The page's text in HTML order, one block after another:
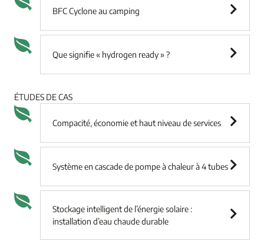
BFC Cyclone au camping
Que signifie « hydrogen ready » ?
ÉTUDES DE CAS
Compacité, économie et haut niveau de services
Système en cascade de pompe à chaleur à 4 tubes
Stockage intelligent de l’énergie solaire :
installation d’eau chaude durable